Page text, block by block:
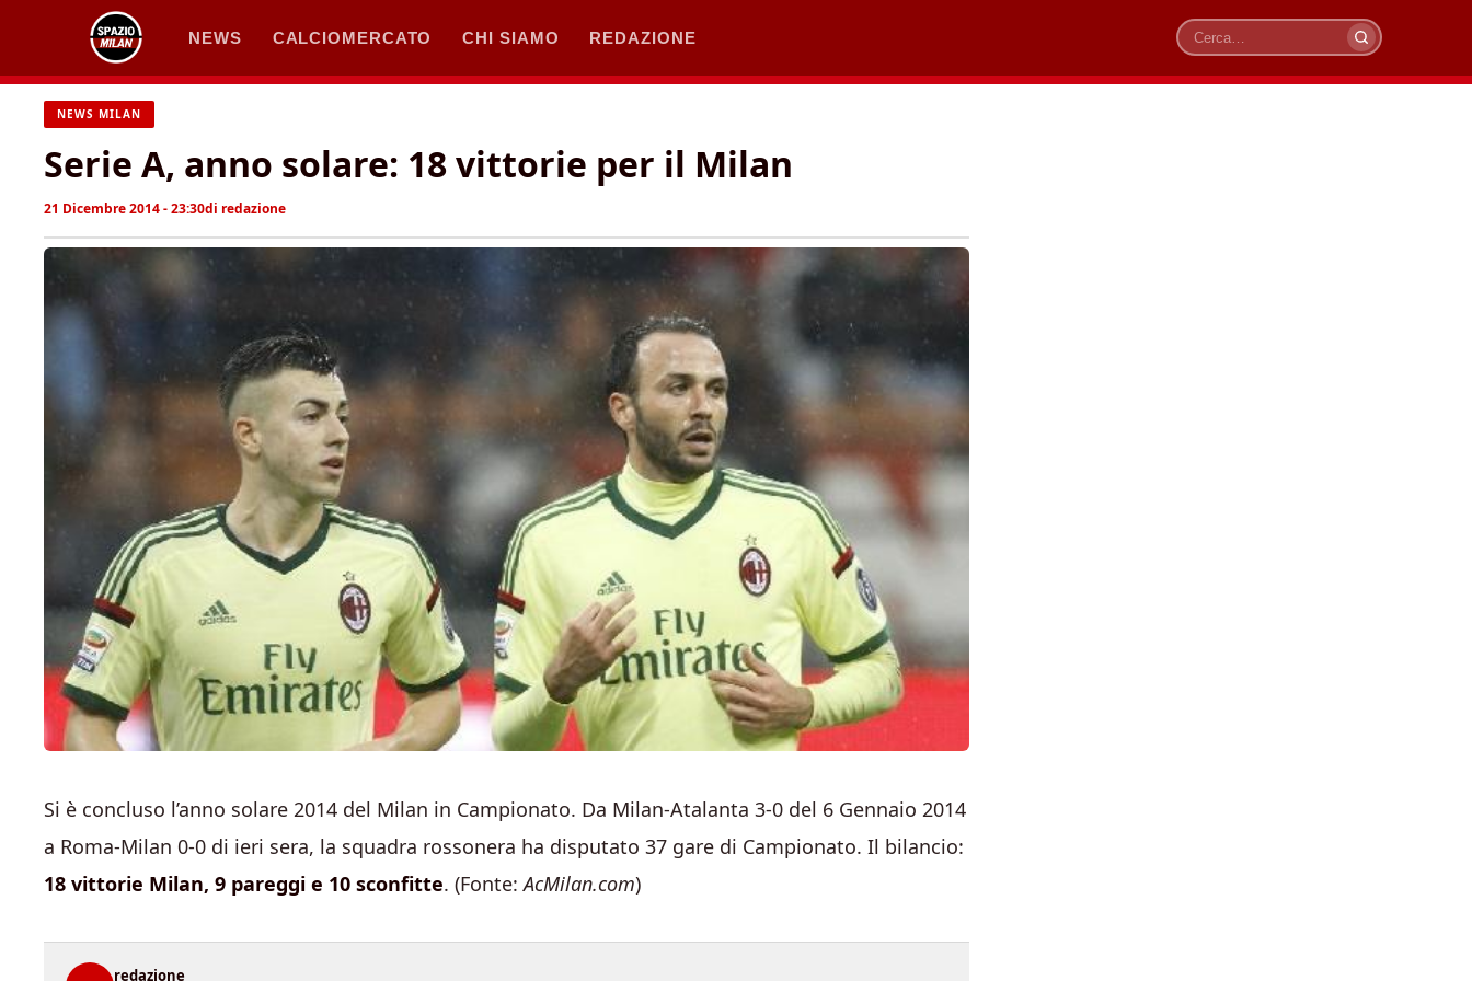
contenuto
NEWS CALCIOMERCATO CHI SIAMO REDAZIONE
Cerca
NEWS MILAN
Serie A, anno solare: 18 vittorie per il Milan
21 Dicembre 2014 - 23:30di redazione
Si è concluso l’anno solare 2014 del Milan in Campionato. Da Milan-Atalanta 3-0 del 6 Gennaio 2014
a Roma-Milan 0-0 di ieri sera, la squadra rossonera ha disputato 37 gare di Campionato. Il bilancio:
18 vittorie Milan, 9 pareggi e 10 sconfitte. (Fonte:AcMilan.com)
redazione